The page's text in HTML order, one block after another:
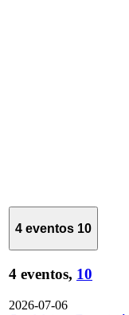
4 eventos 10
4 eventos, 10
2026-07-06